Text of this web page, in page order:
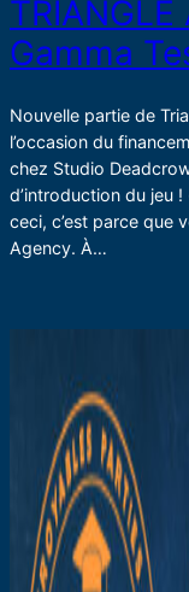
TRIANGLE
Gamma
Nouvelle partie de
l’occasion du
chez Studio
d’introduction du jeu
ceci, c’est parce que
Agency. À…